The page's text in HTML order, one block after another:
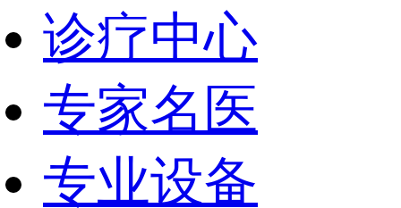
诊疗中心
专家名医
专业设备